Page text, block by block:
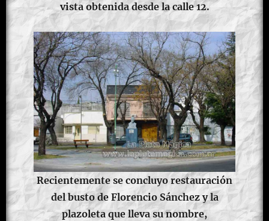
vista obtenida desde la calle 12.
Recientemente se concluyo restauración
del busto de Florencio Sánchez y la
plazoleta que lleva su nombre,